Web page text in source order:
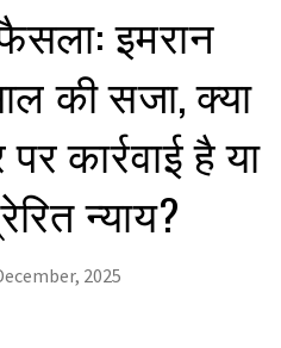
इमरान
की सजा, क्या
कार्रवाई है या
न्याय?
2025